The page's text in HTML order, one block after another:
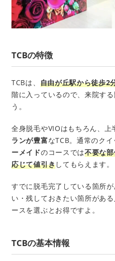
TCBの特徴
TCBは、 自由が丘駅から徒歩2
階に入っているので、来院す
う。
全身脱毛やVIOはもちろん、上
ランが豊富なTCB。通常のクイ
ーメイドのコースでは不要な
応じて値引きしてもらえます。
すでに脱毛完了している箇所
い・残しておきたい箇所があ
ースを選ぶとお得ですよ。
TCBの基本情報